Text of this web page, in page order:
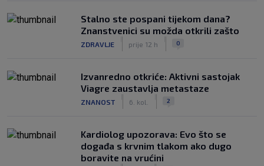
Stalno ste pospani tijekom dana?
Znanstvenici su možda otkrili zašto
ZDRAVLJE prije 12 h 0
Izvanredno otkriće: Aktivni sastojak
Viagre zaustavlja metastaze
ZNANOST 6. kol. 2
Kardiolog upozorava: Evo što se
događa s krvnim tlakom ako dugo
boravite na vrućini